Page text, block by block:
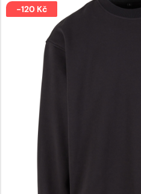
619 Kč.
-120Kč